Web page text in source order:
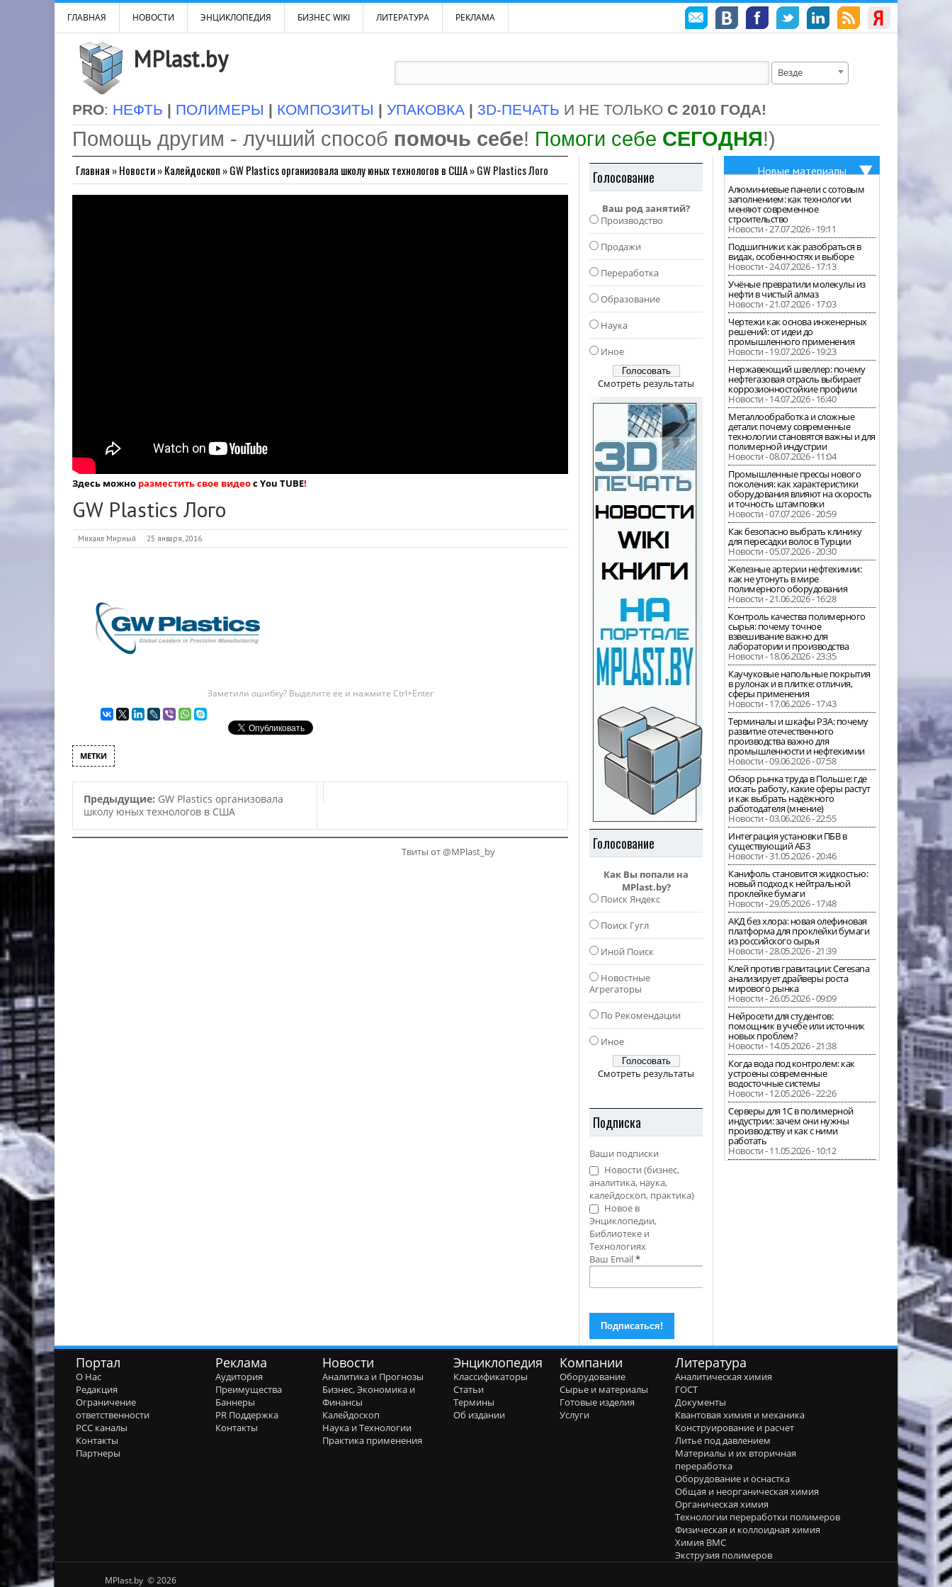
ГЛАВНАЯ НОВОСТИ ЭНЦИКЛОПЕДИЯ БИЗНЕС WIKI ЛИТЕРАТУРА РЕКЛАМА
MPlast.by Везде
PRO: НЕФТЬ | ПОЛИМЕРЫ | КОМПОЗИТЫ | УПАКОВКА | 3D-ПЕЧАТЬ И НЕ ТОЛЬКО С 2010 ГОДА!
Помощь другим - лучший способ помочь себе! Помоги себе СЕГОДНЯ!)
Главная »Новости»Калейдоскоп »GW Plastics организовала школу юных технологов в США»GW Plastics Лого
Здесь можно разместить свое видеос You TUBE!
GW Plastics Лого
Михаил Мирный 25 января, 2016
Заметили ошибку? Выделите ее и нажмите Ctrl+Enter
МЕТКИ
Предыдущие: GW Plastics организовала
школу юных технологов в США
Твиты от @MPlast_by
Голосование
Ваш род занятий?
Производство
Продажи
Переработка
Образование
Наука
Иное
Смотреть результаты
Голосование
Как Вы попали на
MPlast.by?
Поиск Яндекс
Поиск Гугл
Иной Поиск
Новостные
Агрегаторы
По Рекомендации
Иное
Смотреть результаты
Подписка
Ваши подписки
Новости (бизнес,
аналитика, наука,
калейдоскоп, практика)
Новое в
Энциклопедии,
Библиотеке и
Технологиях
Ваш Email*
Новые материалы
Алюминиевые панели с сотовым
заполнением: как технологии
меняют современное
строительство
Новости - 27.07.2026 - 19:11
Подшипники: как разобраться в
видах, особенностях и выборе
Новости - 24.07.2026 - 17:13
Учёные превратили молекулы из
нефти в чистый алмаз
Новости - 21.07.2026 - 17:03
Чертежи как основа инженерных
решений: от идеи до
промышленного применения
Новости - 19.07.2026 - 19:23
Нержавеющий швеллер: почему
нефтегазовая отрасль выбирает
коррозионностойкие профили
Новости - 14.07.2026 - 16:40
Металлообработка и сложные
детали: почему современные
технологии становятся важны и для
полимерной индустрии
Новости - 08.07.2026 - 11:04
Промышленные прессы нового
поколения: как характеристики
оборудования влияют на скорость
и точность штамповки
Новости - 07.07.2026 - 20:59
Как безопасно выбрать клинику
для пересадки волос в Турции
Новости - 05.07.2026 - 20:30
Железные артерии нефтехимии:
как не утонуть в мире
полимерного оборудования
Новости - 21.06.2026 - 16:28
Контроль качества полимерного
сырья: почему точное
взвешивание важно для
лаборатории и производства
Новости - 18.06.2026 - 23:35
Каучуковые напольные покрытия
в рулонах и в плитке: отличия,
сферы применения
Новости - 17.06.2026 - 17:43
Терминалы и шкафы РЗА: почему
развитие отечественного
производства важно для
промышленности и нефтехимии
Новости - 09.06.2026 - 07:58
Обзор рынка труда в Польше: где
искать работу, какие сферы растут
и как выбрать надёжного
работодателя (мнение)
Новости - 03.06.2026 - 22:55
Интеграция установки ПБВ в
существующий АБЗ
Новости - 31.05.2026 - 20:46
Канифоль становится жидкостью:
новый подход к нейтральной
проклейке бумаги
Новости - 29.05.2026 - 17:48
АКД без хлора: новая олефиновая
платформа для проклейки бумаги
из российского сырья
Новости - 28.05.2026 - 21:39
Клей против гравитации: Ceresana
анализирует драйверы роста
мирового рынка
Новости - 26.05.2026 - 09:09
Нейросети для студентов:
помощник в учебе или источник
новых проблем?
Новости - 14.05.2026 - 21:38
Когда вода под контролем: как
устроены современные
водосточные системы
Новости - 12.05.2026 - 22:26
Серверы для 1С в полимерной
индустрии: зачем они нужны
производству и как с ними
работать
Новости - 11.05.2026 - 10:12
Портал
О Нас
Редакция
Ограничение
ответственности
РСС каналы
Контакты
Партнеры
Реклама
Аудитория
Преимущества
Баннеры
PR Поддержка
Контакты
Новости
Аналитика и Прогнозы
Бизнес, Экономика и
Финансы
Калейдоскоп
Наука и Технологии
Практика применения
Энциклопедия
Классификаторы
Статьи
Термины
Об издании
Компании
Оборудование
Сырье и материалы
Готовые изделия
Услуги
Литература
Аналитическая химия
ГОСТ
Документы
Квантовая химия и механика
Конструирование и расчет
Литье под давлением
Материалы и их вторичная
переработка
Оборудование и оснастка
Общая и неорганическая химия
Органическая химия
Технологии переработки полимеров
Физическая и коллоидная химия
Химия ВМС
Экструзия полимеров
MPlast.by © 2026